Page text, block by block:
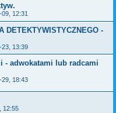
12:31
DETEKTYWISTYCZNEGO -
23, 13:39
- adwokatami lub radcami
29, 18:43
12:55